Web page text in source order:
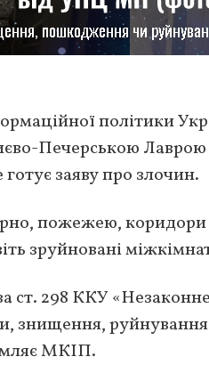
політики
Печерською
заяву про злочин.
пожежею, коридори
зруйновані
ст. 298 ККУ
знищення,
МКІП.